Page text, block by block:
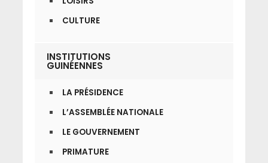
CULTURE
INSTITUTIONS
GUINÉENNES
LA PRÉSIDENCE
L’ASSEMBLÉE NATIONALE
LE GOUVERNEMENT
PRIMATURE